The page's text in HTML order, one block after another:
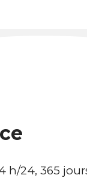
h/24, 365